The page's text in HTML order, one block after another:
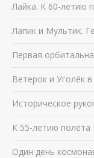
Лайка. К 60-летию
Лапик и Мультик.
Первая
Ветерок и Уголёк
Историческое
К 55-летию полёта
Один день